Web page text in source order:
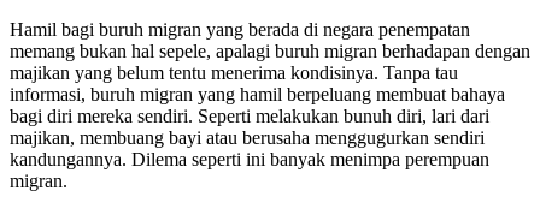
Hamil bagi buruh migran yang berada di negara penempatan
memang bukan hal sepele, apalagi buruh migran berhadapan dengan
majikan yang belum tentu menerima kondisinya. Tanpa tau
informasi, buruh migran yang hamil berpeluang membuat bahaya
bagi diri mereka sendiri. Seperti melakukan bunuh diri, lari dari
majikan, membuang bayi atau berusaha menggugurkan sendiri
kandungannya. Dilema seperti ini banyak menimpa perempuan
migran.